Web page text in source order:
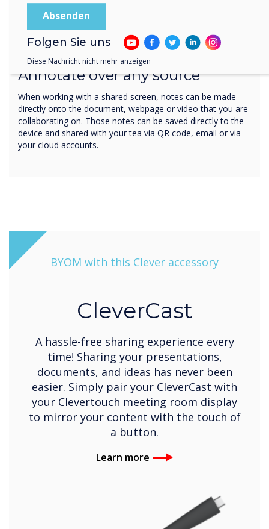
Write. Save. Share
Annotate over any source
When working with a shared screen, notes can be made
directly onto the document, webpage or video that you are
collaborating on. Those notes can be saved directly to the
device and shared with your tea via QR code, email or via
your cloud accounts.
BYOM with this Clever accessory
CleverCast
A hassle-free sharing experience every
time! Sharing your presentations,
documents, and ideas has never been
easier. Simply pair your CleverCast with
your Clevertouch meeting room display
to mirror your content with the touch of
a button.
Learn more
Folgen Sie uns
Diese Nachricht nicht mehr anzeigen